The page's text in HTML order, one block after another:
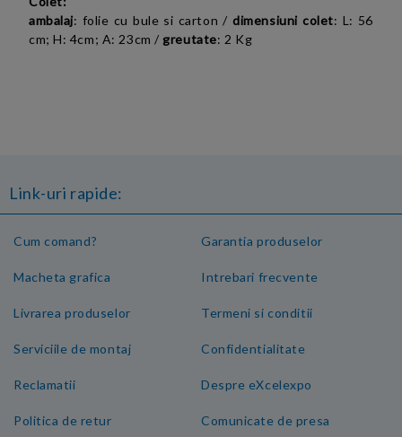
ambalaj: folie cu bule si carton /dimensiuni colet: L: 56
cm; H: 4cm; A: 23cm /greutate: 2 Kg
Link-uri rapide:
Cum comand?
Macheta grafica
Livrarea produselor
Serviciile de montaj
Garantia produselor
Intrebari frecvente
Termeni si conditii
Confidentialitate
Reclamatii
Politica de retur
Despre eXcelexpo
Comunicate de presa